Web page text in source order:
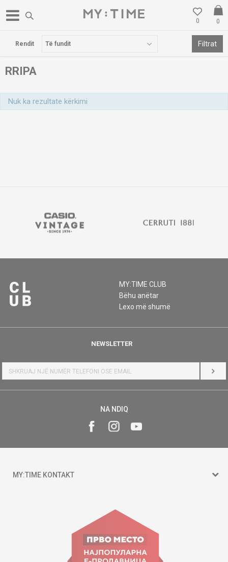
0
0
POSTA FALAS PËR BLERJE MBI 3000 DENARË
RRIPA
Rendit Filtrat
Nuk ka rezultate kërkimi
MY:TIME CLUB
Bëhu anëtar
Lexo më shumë
NEWSLETTER
HYR
NA NDIQ
MY:TIME KONTAKT
Goce Nikolovski 74 Shkup
contact@mytime.mk
Orari i punës: